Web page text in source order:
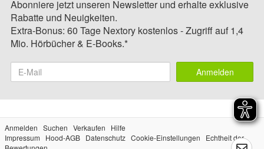
Abonniere jetzt unseren Newsletter und erhalte exklusive
Rabatte und Neuigkeiten.
Extra-Bonus: 60 Tage Nextory kostenlos - Zugriff auf 1,4
Mio. Hörbücher & E-Books.*
Anmelden
Anmelden Suchen Verkaufen
Hilfe
Impressum
Hood-AGB Datenschutz Cookie-Einstellungen
Echtheit der